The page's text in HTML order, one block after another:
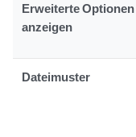
Erweiterte Optionen
anzeigen
Dateimuster